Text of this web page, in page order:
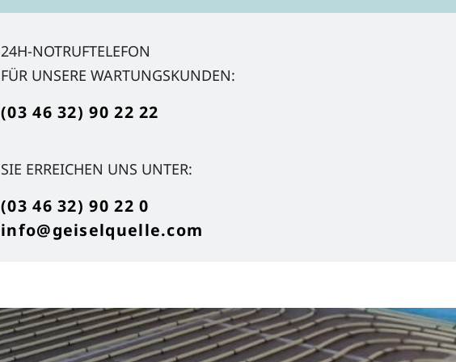
24H-NOTRUFTELEFON
FÜR UNSERE WARTUNGSKUNDEN:
(03 46 32) 90 22 22
SIE ERREICHEN UNS UNTER:
(03 46 32) 90 22 0
info@geiselquelle.com